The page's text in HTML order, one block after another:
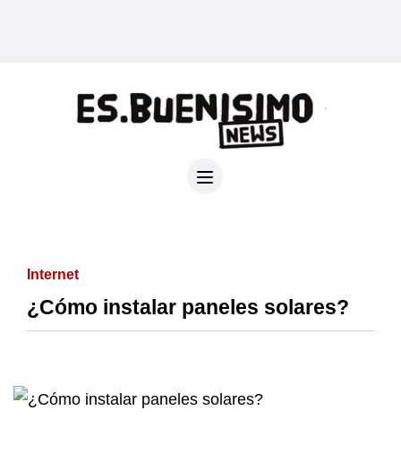
Internet
¿Cómo instalar paneles solares?